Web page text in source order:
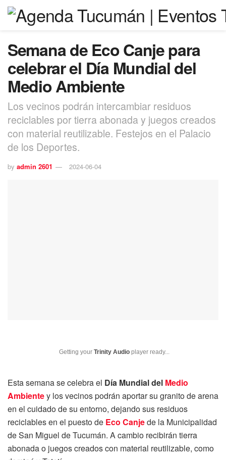
Semana de Eco Canje para
celebrar el Día Mundial del
Medio Ambiente
Los vecinos podrán intercambiar residuos
reciclables por tierra abonada y juegos creados
con material reutilizable. Festejos en el Palacio
de los Deportes.
by admin 2601 2024-06-04
Getting your Trinity Audio player ready...
Esta semana se celebra el Día Mundial del Medio
Ambientey los vecinos podrán aportar su granito de arena
en el cuidado de su entorno, dejando sus residuos
reciclables en el puesto de Eco Canjede la Municipalidad
de San Miguel de Tucumán. A cambio recibirán tierra
abonada o juegos creados con material reutilizable, como